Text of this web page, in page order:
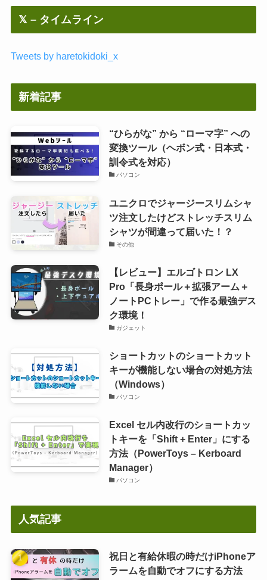
𝕏 – タイムライン
Tweets by haretokidoki_x
新着記事
“ひらがな” から “ローマ字” への
変換ツール（ヘボン式・日本式・
訓令式を対応）
パソコン
ユニクロでジャージースリムシャ
ツ注文したけどストレッチスリム
シャツが間違って届いた！？
その他
【レビュー】エルゴトロン LX
Pro「長身ポール＋拡張アーム＋
ノートPCトレー」で作る最強デス
ク環境！
ガジェット
ショートカットのショートカット
キーが機能しない場合の対処方法
（Windows）
パソコン
Excel セル内改行のショートカッ
トキーを「Shift + Enter」にする
方法（PowerToys – Kerboard
Manager）
パソコン
人気記事
祝日と有給休暇の時だけiPhoneア
ラームを自動でオフにする方法